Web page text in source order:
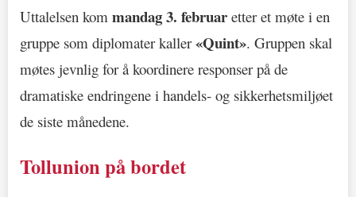
Uttalelsen kom mandag 3. februar etter et møte i en
gruppe som diplomater kaller«Quint». Gruppen skal
møtes jevnlig for å koordinere responser på de
dramatiske endringene i handels- og sikkerhetsmiljøet
de siste månedene.
Tollunion på bordet